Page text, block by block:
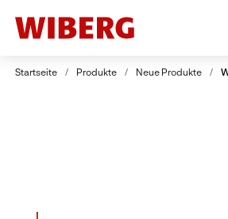
Style kehren in das WIBERG
Sortiment zurück
Startseite / Produkte / Neue Produkte /